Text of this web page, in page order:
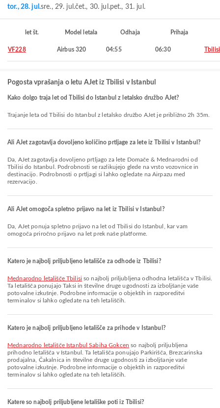
tor., 28. jul.sre., 29. jul.čet., 30. jul.pet., 31. jul.
let št. Model letala Odhaja Prihaja
VF228 Airbus 320 04:55 06:30 Tbilisi
Pogosta vprašanja o letu AJet iz Tbilisi v Istanbul
Kako dolgo traja let od Tbilisi do Istanbul z letalsko družbo AJet?
Trajanje leta od Tbilisi do Istanbul z letalsko družbo AJet je približno 2h 35m.
Ali AJet zagotavlja dovoljeno količino prtljage za lete iz Tbilisi v Istanbul?
Da, AJet zagotavlja dovoljeno prtljago za lete Domače & Mednarodni od
Tbilisi do Istanbul. Podrobnosti se razlikujejo glede na vrsto vozovnice in
destinacijo. Podrobnosti o prtljagi si lahko ogledate na Airpazu med
rezervacijo.
Ali AJet omogoča spletno prijavo na let iz Tbilisi v Istanbul?
Da, AJet ponuja spletno prijavo na let od Tbilisi do Istanbul, kar vam
omogoča priročno prijavo na let prek naše platforme.
Katero je najbolj priljubljeno letališče za odhode iz Tbilisi?
Mednarodno letališče Tbilisi so najbolj priljubljena odhodna letališča v Tbilisi.
Ta letališča ponujajo Taksi in številne druge ugodnosti za izboljšanje vaše
potovalne izkušnje. Podrobne informacije o objektih in razporeditvi
terminalov si lahko ogledate na teh letališčih.
Katero je najbolj priljubljeno letališče za prihode v Istanbul?
Mednarodno letališče Istanbul Sabiha Gokcen so najbolj priljubljena
prihodno letališča v Istanbul. Ta letališča ponujajo Parkirišča, Brezcarinska
prodajalna, Čakalnica in številne druge ugodnosti za izboljšanje vaše
potovalne izkušnje. Podrobne informacije o objektih in razporeditvi
terminalov si lahko ogledate na teh letališčih.
Katere so najbolj priljubljene letališke poti iz Tbilisi?